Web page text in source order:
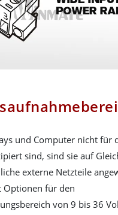
und Computer nicht für
sind, sind sie auf
externe Netzteile
Optionen für den
von 9 bis 36